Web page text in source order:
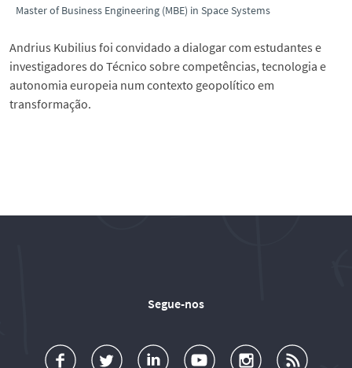
Master of Business Engineering (MBE) in Space Systems
Andrius Kubilius foi convidado a dialogar com estudantes e
investigadores do Técnico sobre competências, tecnologia e
autonomia europeia num contexto geopolítico em
transformação.
Segue-nos